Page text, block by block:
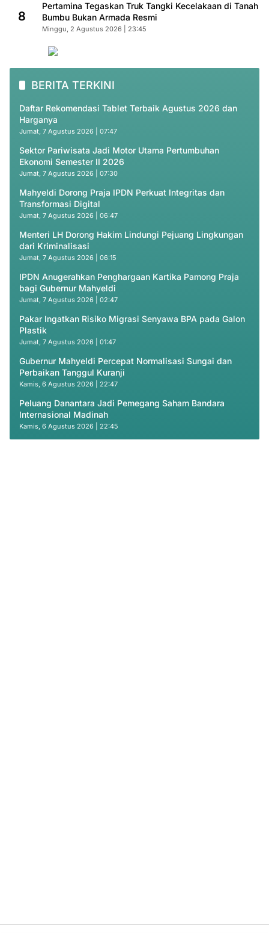
8
Pertamina Tegaskan Truk Tangki Kecelakaan di Tanah
Bumbu Bukan Armada Resmi
Minggu, 2 Agustus 2026 | 23:45
BERITA TERKINI
Daftar Rekomendasi Tablet Terbaik Agustus 2026 dan
Harganya
Jumat, 7 Agustus 2026 | 07:47
Sektor Pariwisata Jadi Motor Utama Pertumbuhan
Ekonomi Semester II 2026
Jumat, 7 Agustus 2026 | 07:30
Mahyeldi Dorong Praja IPDN Perkuat Integritas dan
Transformasi Digital
Jumat, 7 Agustus 2026 | 06:47
Menteri LH Dorong Hakim Lindungi Pejuang Lingkungan
dari Kriminalisasi
Jumat, 7 Agustus 2026 | 06:15
IPDN Anugerahkan Penghargaan Kartika Pamong Praja
bagi Gubernur Mahyeldi
Jumat, 7 Agustus 2026 | 02:47
Pakar Ingatkan Risiko Migrasi Senyawa BPA pada Galon
Plastik
Jumat, 7 Agustus 2026 | 01:47
Gubernur Mahyeldi Percepat Normalisasi Sungai dan
Perbaikan Tanggul Kuranji
Kamis, 6 Agustus 2026 | 22:47
Peluang Danantara Jadi Pemegang Saham Bandara
Internasional Madinah
Kamis, 6 Agustus 2026 | 22:45